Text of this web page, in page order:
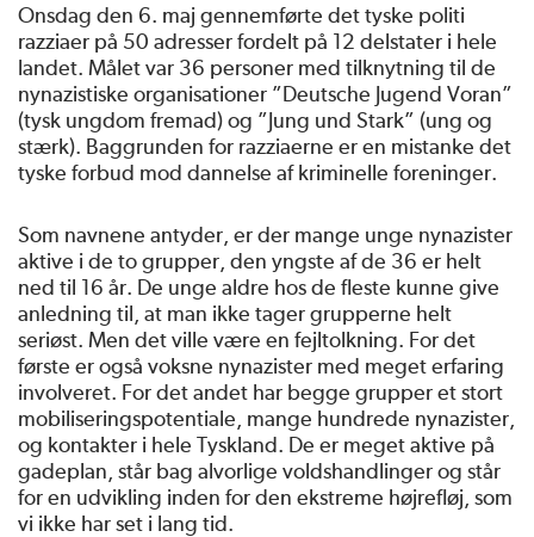
Onsdag den 6. maj gennemførte det tyske politi
razziaer på 50 adresser fordelt på 12 delstater i hele
landet. Målet var 36 personer med tilknytning til de
nynazistiske organisationer ”Deutsche Jugend Voran”
(tysk ungdom fremad) og ”Jung und Stark” (ung og
stærk). Baggrunden for razziaerne er en mistanke det
tyske forbud mod dannelse af kriminelle foreninger.
Som navnene antyder, er der mange unge nynazister
aktive i de to grupper, den yngste af de 36 er helt
ned til 16 år. De unge aldre hos de fleste kunne give
anledning til, at man ikke tager grupperne helt
seriøst. Men det ville være en fejltolkning. For det
første er også voksne nynazister med meget erfaring
involveret. For det andet har begge grupper et stort
mobiliseringspotentiale, mange hundrede nynazister,
og kontakter i hele Tyskland. De er meget aktive på
gadeplan, står bag alvorlige voldshandlinger og står
for en udvikling inden for den ekstreme højrefløj, som
vi ikke har set i lang tid.